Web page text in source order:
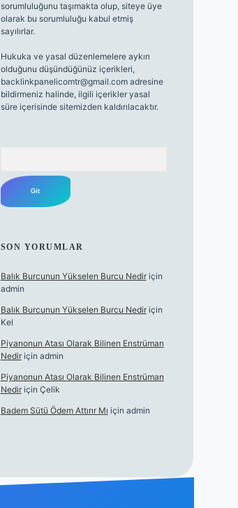
sorumluluğunu taşımakta olup, siteye üye
olarak bu sorumluluğu kabul etmiş
sayılırlar.
Hukuka ve yasal düzenlemelere aykırı
olduğunu düşündüğünüz içerikleri,
backlinkpanelicomtr@gmail.comadresine
bildirmeniz halinde, ilgili içerikler yasal
süre içerisinde sitemizden kaldırılacaktır.
SON YORUMLAR
Balık Burcunun Yükselen Burcu Nediriçin
admin
Balık Burcunun Yükselen Burcu Nediriçin
Kel
Piyanonun Atası Olarak Bilinen Enstrüman
Nediriçin admin
Piyanonun Atası Olarak Bilinen Enstrüman
Nediriçin Çelik
Badem Sütü Ödem Attırır Mı için admin